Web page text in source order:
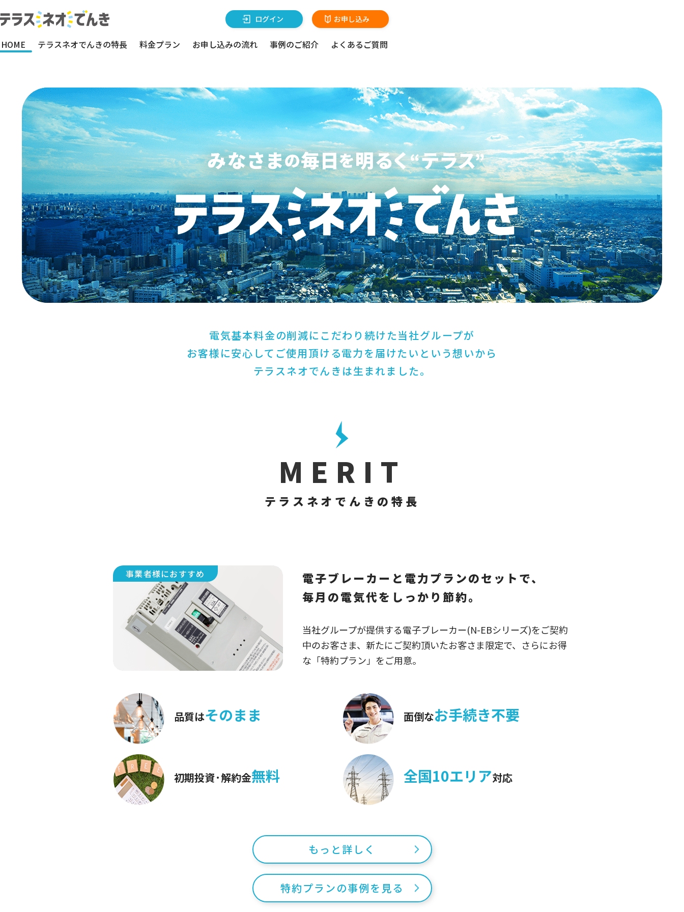
ログイン お申し込み
HOME テラスネオでんきの特長 料金プラン お申し込みの流れ 事例のご紹介 よくあるご質問
電気基本料金の削減にこだわり続けた当社グループが
お客様に安心してご使用頂ける電力を届けたいという想いから
テラスネオでんきは生まれました。
MERIT
テラスネオでんきの特長
事業者様におすすめ
電子ブレーカーと電力プランのセットで、
毎月の電気代をしっかり節約。
当社グループが提供する電子ブレーカー(N-EBシリーズ)をご契約
中のお客さま、新たにご契約頂いたお客さま限定で、さらにお得
な「特約プラン」をご用意。
品質はそのまま 面倒なお手続き不要
初期投資·解約金無料 全国10エリア対応
もっと詳しく
特約プランの事例を見る